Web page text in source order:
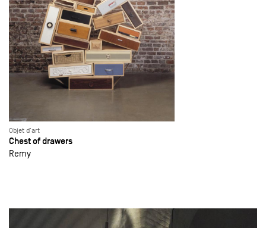
Objet d'art
Chest of drawers
Remy